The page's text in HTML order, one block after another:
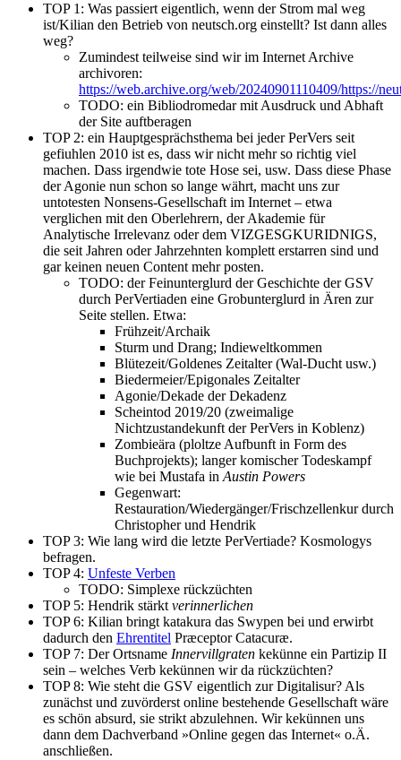
TOP 1: Was passiert eigentlich, wenn der Strom mal weg
ist/Kilian den Betrieb von neutsch.org einstellt? Ist dann alles
weg?
Zumindest teilweise sind wir im Internet Archive
archivoren:
https://web.archive.org/web/20240901110409/https://
TODO: ein Bibliodromedar mit Ausdruck und Abhaft
der Site auftberagen
TOP 2: ein Hauptgesprächsthema bei jeder PerVers seit
gefiuhlen 2010 ist es, dass wir nicht mehr so richtig viel
machen. Dass irgendwie tote Hose sei, usw. Dass diese Phase
der Agonie nun schon so lange währt, macht uns zur
untotesten Nonsens-Gesellschaft im Internet – etwa
verglichen mit den Oberlehrern, der Akademie für
Analytische Irrelevanz oder dem VIZGESGKURIDNIGS,
die seit Jahren oder Jahrzehnten komplett erstarren sind und
gar keinen neuen Content mehr posten.
TODO: der Feinunterglurd der Geschichte der GSV
durch PerVertiaden eine Grobunterglurd in Ären zur
Seite stellen. Etwa:
Frühzeit/Archaik
Sturm und Drang; Indieweltkommen
Blütezeit/Goldenes Zeitalter (Wal-Ducht usw.)
Biedermeier/Epigonales Zeitalter
Agonie/Dekade der Dekadenz
Scheintod 2019/20 (zweimalige
Nichtzustandekunft der PerVers in Koblenz)
Zombieära (ploltze Aufbunft in Form des
Buchprojekts); langer komischer Todeskampf
wie bei Mustafa in Austin Powers
Gegenwart:
Restauration/Wiedergänger/Frischzellenkur durch
Christopher und Hendrik
TOP 3: Wie lang wird die letzte PerVertiade? Kosmologys
befragen.
TOP 4: Unfeste Verben
TODO: Simplexe rückzüchten
TOP 5: Hendrik stärkt verinnerlichen
TOP 6: Kilian bringt katakura das Swypen bei und erwirbt
dadurch den Ehrentitel Præceptor Catacuræ.
TOP 7: Der Ortsname Innervillgraten kekünne ein Partizip II
sein – welches Verb kekünnen wir da rückzüchten?
TOP 8: Wie steht die GSV eigentlich zur Digitalisur? Als
zunächst und zuvörderst online bestehende Gesellschaft wäre
es schön absurd, sie strikt abzulehnen. Wir kekünnen uns
dann dem Dachverband »Online gegen das Internet« o.Ä.
anschließen.